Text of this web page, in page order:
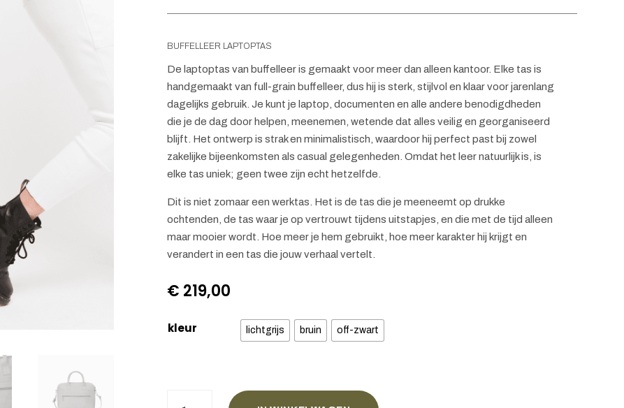
BUFFELLEER LAPTOPTAS
De laptoptas van buffelleer is gemaakt voor meer dan alleen kantoor. Elke tas is
handgemaakt van full-grain buffelleer, dus hij is sterk, stijlvol en klaar voor jarenlang
dagelijks gebruik. Je kunt je laptop, documenten en alle andere benodigdheden
die je de dag door helpen, meenemen, wetende dat alles veilig en georganiseerd
blijft. Het ontwerp is strak en minimalistisch, waardoor hij perfect past bij zowel
zakelijke bijeenkomsten als casual gelegenheden. Omdat het leer natuurlijk is, is
elke tas uniek; geen twee zijn echt hetzelfde.
Dit is niet zomaar een werktas. Het is de tas die je meeneemt op drukke
ochtenden, de tas waar je op vertrouwt tijdens uitstapjes, en die met de tijd alleen
maar mooier wordt. Hoe meer je hem gebruikt, hoe meer karakter hij krijgt en
verandert in een tas die jouw verhaal vertelt.
€ 219,00
kleur lichtgrijs bruin off-zwart